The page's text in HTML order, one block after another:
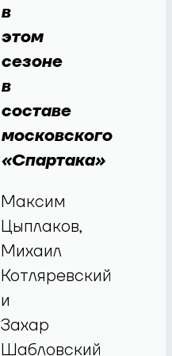
в
этом
сезоне
в
составе
московского
«Спартака»
Максим
Цыплаков,
Михаил
Котляревский
и
Захар
Шабловский